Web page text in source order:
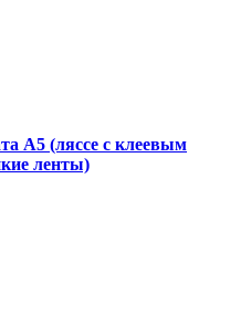
А5 (ляссе с клеевым
ленты)